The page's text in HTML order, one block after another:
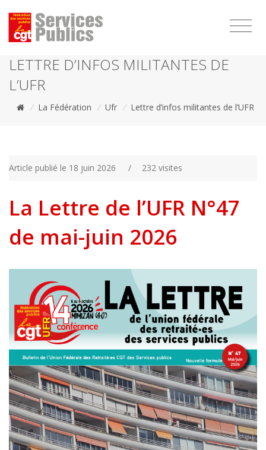
LETTRE D’INFOS MILITANTES DE
L’UFR
/ La Fédération / Ufr / Lettre d’infos militantes de l’UFR
Article publié le 18 juin 2026 / 232 visites
La Lettre de l’UFR N°47
de mai-juin 2026